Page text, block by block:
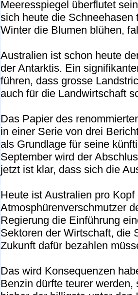
Meeresspiegel überflutet
sich heute die
Winter die Blumen blühen,
Australien ist schon heute
der Antarktis. Ein
führen, dass grosse
auch für die Landwirtschaft
Das Papier des
in einer Serie von drei
als Grundlage für seine
September wird der
jetzt ist klar, dass sich die
Heute ist Australien pro
Atmosphürenverschmutzer
Regierung die Einführung
Sektoren der Wirtschaft, die
Zukunft dafür bezahlen
Das wird Konsequenzen
Benzin dürfte teurer